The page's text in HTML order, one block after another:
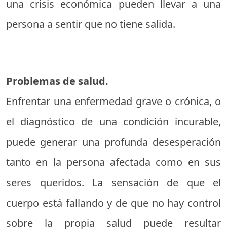
una crisis económica pueden llevar a una
persona a sentir que no tiene salida.
Problemas de salud.
Enfrentar una enfermedad grave o crónica, o
el diagnóstico de una condición incurable,
puede generar una profunda desesperación
tanto en la persona afectada como en sus
seres queridos. La sensación de que el
cuerpo está fallando y de que no hay control
sobre la propia salud puede resultar